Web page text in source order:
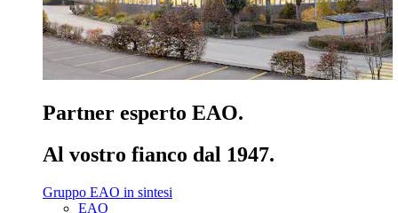
Partner esperto EAO.
Al vostro fianco dal 1947.
Gruppo EAO in sintesi
EAO